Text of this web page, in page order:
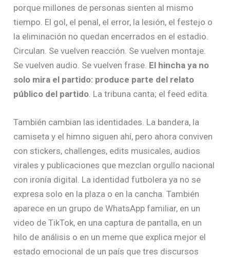
porque millones de personas sienten al mismo
tiempo. El gol, el penal, el error, la lesión, el festejo o
la eliminación no quedan encerrados en el estadio.
Circulan. Se vuelven reacción. Se vuelven montaje.
Se vuelven audio. Se vuelven frase. El hincha ya no
solo mira el partido: produce parte del relato
público del partido . La tribuna canta; el feed edita.
También cambian las identidades. La bandera, la
camiseta y el himno siguen ahí, pero ahora conviven
con stickers, challenges, edits musicales, audios
virales y publicaciones que mezclan orgullo nacional
con ironía digital. La identidad futbolera ya no se
expresa solo en la plaza o en la cancha. También
aparece en un grupo de WhatsApp familiar, en un
video de TikTok, en una captura de pantalla, en un
hilo de análisis o en un meme que explica mejor el
estado emocional de un país que tres discursos